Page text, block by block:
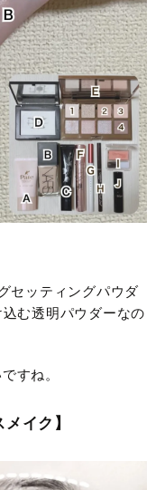
セッティングパウダ
む透明パウダーなの
すね。
イク】